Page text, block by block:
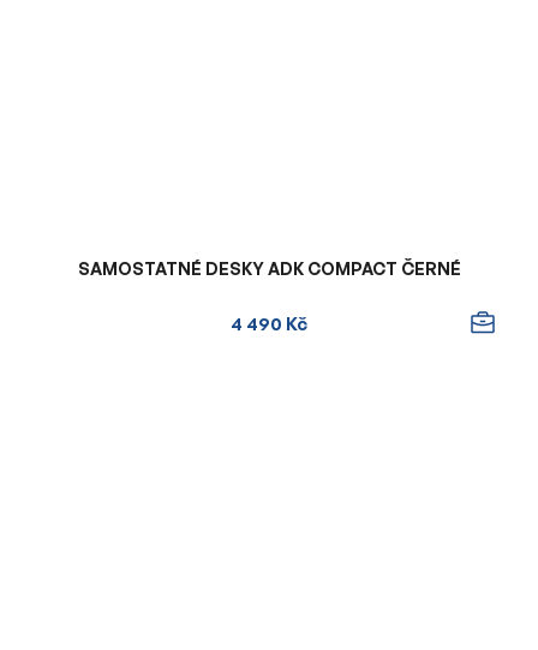
SAMOSTATNÉ DESKY ADK COMPACT ČERNÉ
4 490 Kč